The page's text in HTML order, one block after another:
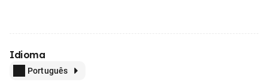
Idioma
Português